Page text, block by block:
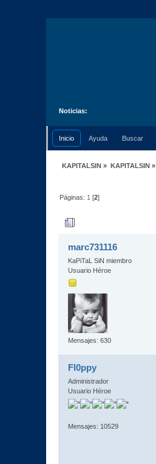
Noticias:
Inicio Ayuda Buscar
KAPITALSIN » KAPITALSIN»
Páginas: 1 [2]
marc731116
KaPiTaL SiN miembro
Usuario Héroe
Mensajes: 630
Fl0ppy
Administrador
Usuario Héroe
Mensajes: 10529